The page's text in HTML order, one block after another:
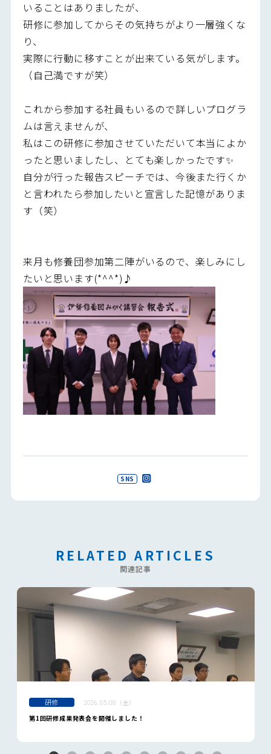
いることはありましたが、
研修に参加してからその気持ちがより一層強くな
り、
実際に行動に移すことが出来ている気がします。
（自己満ですが笑）
これから参加する社員もいるので詳しいプログラ
ムは言えませんが、
私はこの研修に参加させていただいて本当によか
ったと思いましたし、とても楽しかったです✨
自分が行った報告スピーチでは、今後また行くか
と言われたら参加したいと宣言した記憶がありま
す（笑）
来月も修養団参加第二陣がいるので、楽しみにし
たいと思います(*^^*)♪
SNS
RELATED ARTICLES
関連記事
研修
2026.05.08（金）
第1回研修成果発表会を開催しました！